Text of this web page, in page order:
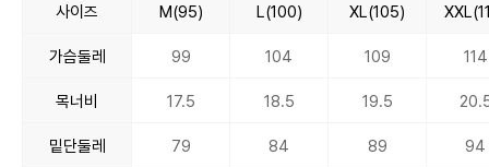
사이즈 M(95) L(100) XL(105)
가슴둘레 99 104 109 114
목너비 17.5 18.5 19.5
밑단둘레 79 84 89 94